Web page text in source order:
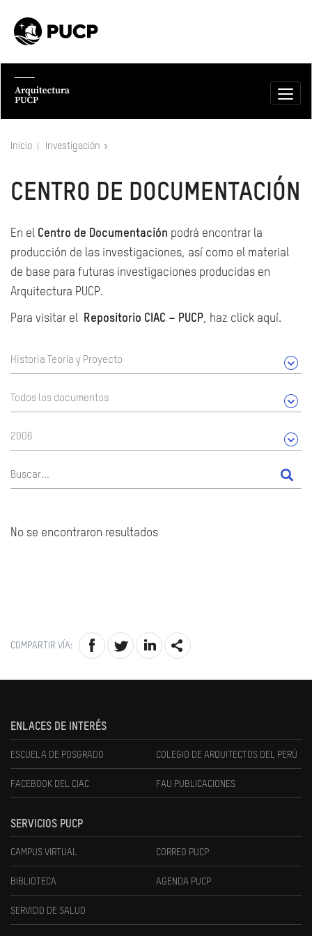
Inicio Investigación
CENTRO DE DOCUMENTACIÓN
En el Centro de Documentación podrá encontrar la
producción de las investigaciones, así como el material
de base para futuras investigaciones producidas en
Arquitectura PUCP.
Para visitar el Repositorio CIAC – PUCP, haz click aquí.
Historia Teoría y Proyecto
Todos los documentos
2006
No se encontraron resultados
COMPARTIR VÍA:
ENLACES DE INTERÉS
ESCUELA DE POSGRADO COLEGIO DE ARQUITECTOS DEL PERÚ
FACEBOOK DEL CIAC FAU PUBLICACIONES
SERVICIOS PUCP
CAMPUS VIRTUAL CORREO PUCP
BIBLIOTECA AGENDA PUCP
SERVICIO DE SALUD